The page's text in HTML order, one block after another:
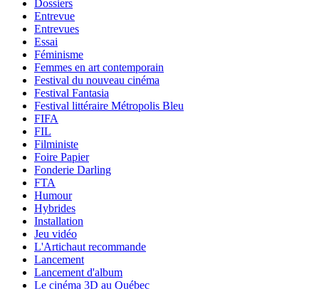
Dossiers
Entrevue
Entrevues
Essai
Féminisme
Femmes en art contemporain
Festival du nouveau cinéma
Festival Fantasia
Festival littéraire Métropolis Bleu
FIFA
FIL
Filministe
Foire Papier
Fonderie Darling
FTA
Humour
Hybrides
Installation
Jeu vidéo
L'Artichaut recommande
Lancement
Lancement d'album
Le cinéma 3D au Québec